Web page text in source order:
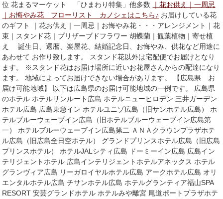
位 花まるマーケット 「ひまわり特集」他多数
｜花お供え｜一周忌
｜お悔やみ花 フローリスト カノシェはこちら♪ お届けしている花
のギフト ｜花お供え｜一周忌｜お悔やみ花・・・アレンジメント｜花
束｜スタンド花｜プリザーブドフラワー 胡蝶蘭｜観葉植物｜寄せ植
え 誕生日、還暦、楽屋花、結婚記念日、お悔やみ、供花など用途に
あわせて お作り致します。 スタンド花以外は宅配便でお届けとなり
ます。 ※スタンド花はお届け場所に近いお花屋さんからの配達になり
ます。 地域によってお届けできない場合があります。 【広島県 お
届け可能地域】 以下は広島県のお届け可能地域の一例です。 広島県
のホテル ホテルサンルート広島 ホテルニューヒロデン 三井ガーデン
ホテル広島 広島東急イン ホテルユニゾ広島（旧サンホテル広島） ホ
テルブルーウェーブイン広島（旧ホテルブルーウェーブイン広島第
一） ホテルブルーウェーブイン広島第二 ＡＮＡクラウンプラザホテ
ル広島（旧広島全日空ホテル） グランドプリンスホテル広島（旧広島
プリンスホテル） ホテルJALシティ広島 ドーミーイン広島 広島イン
テリジェントホテル 広島インテリジェントホテルアネックス ホテル
グランヴィア広島 リーガロイヤルホテル広島 アークホテル広島 オリ
エンタルホテル広島 チサンホテル広島 ホテルグランティア福山SPA
RESORT 安芸グランドホテル ホテルみや離宮 尾道ポートプラザホテ